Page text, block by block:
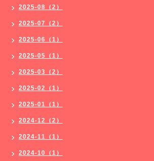
2025-08（2）
2025-07（2）
2025-06（1）
2025-05（1）
2025-03（2）
2025-02（1）
2025-01（1）
2024-12（2）
2024-11（1）
2024-10（1）